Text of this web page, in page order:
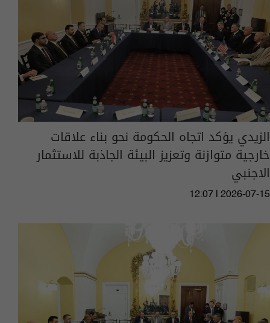
الزيدي يؤكد اتجاه الحكومة نحو بناء علاقات
خارجية متوازنة وتعزيز البيئة الجاذبة للاستثمار
الاجنبي
12:07 | 2026-07-15